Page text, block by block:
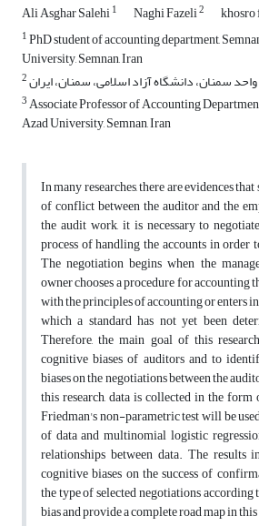
Ali Asghar Salehi1 Naghi Fazeli2
1PhD student of accounting department,
University, Semnan, Iran
2سمنان، دانشگاه آزاد اسلامی، سمنان، ایران
3Associate Professor of Accounting
Azad University, Semnan, Iran
In many researches, there are evidences
of conflict between the auditor and the
the audit work, it is necessary to
process of handling the accounts in order
The negotiation begins when the
owner chooses a procedure for accounting
with the principles of accounting or enters
which a standard has not yet been
Therefore, the main goal of this
cognitive biases of auditors and to
biases on the negotiations between the
this research, data is collected in the form
Friedman's non-parametric test will be
of data and multinomial logistic
relationships between data. The results
cognitive biases on the success of
the type of selected negotiations
bias and provide a complete road map in